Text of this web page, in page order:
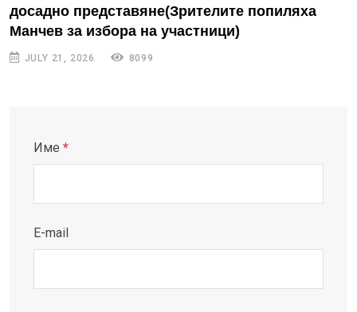
досадно представяне(Зрителите попиляха
Манчев за избора на участници)
JULY 21, 2026 8099
Име *
E-mail